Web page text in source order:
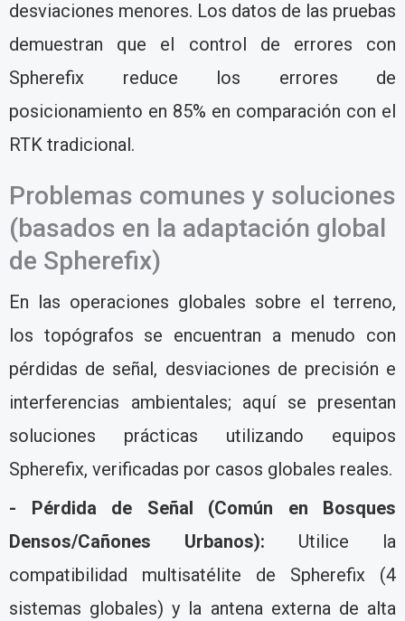
desviaciones menores. Los datos de las pruebas
demuestran que el control de errores con
Spherefix reduce los errores de
posicionamiento en 85% en comparación con el
RTK tradicional.
Problemas comunes y soluciones
(basados en la adaptación global
de Spherefix)
En las operaciones globales sobre el terreno,
los topógrafos se encuentran a menudo con
pérdidas de señal, desviaciones de precisión e
interferencias ambientales; aquí se presentan
soluciones prácticas utilizando equipos
Spherefix, verificadas por casos globales reales.
- Pérdida de Señal (Común en Bosques
Densos/Cañones Urbanos): Utilice la
compatibilidad multisatélite de Spherefix (4
sistemas globales) y la antena externa de alta